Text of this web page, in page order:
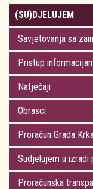
(SU)DJELUJEM
Savjetovanja sa
Pristup
Natječaji
Obrasci
Proračun Grada
Sudjelujem u izradi
Proračunska